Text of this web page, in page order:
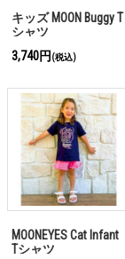
キッズ MOON Buggy T
シャツ
3,740円 (税込)
MOONEYES Cat Infant
Tシャツ